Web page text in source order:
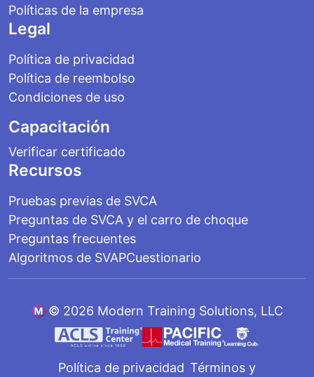
Políticas de la empresa
Legal
Política de privacidad
Política de reembolso
Condiciones de uso
Capacitación
Verificar certificado
Recursos
Pruebas previas de SVCA
Preguntas de SVCA y el carro de choque
Preguntas frecuentes
Algoritmos de SVAPCuestionario
© 2026 Modern Training Solutions, LLC
Política de privacidad Términos y